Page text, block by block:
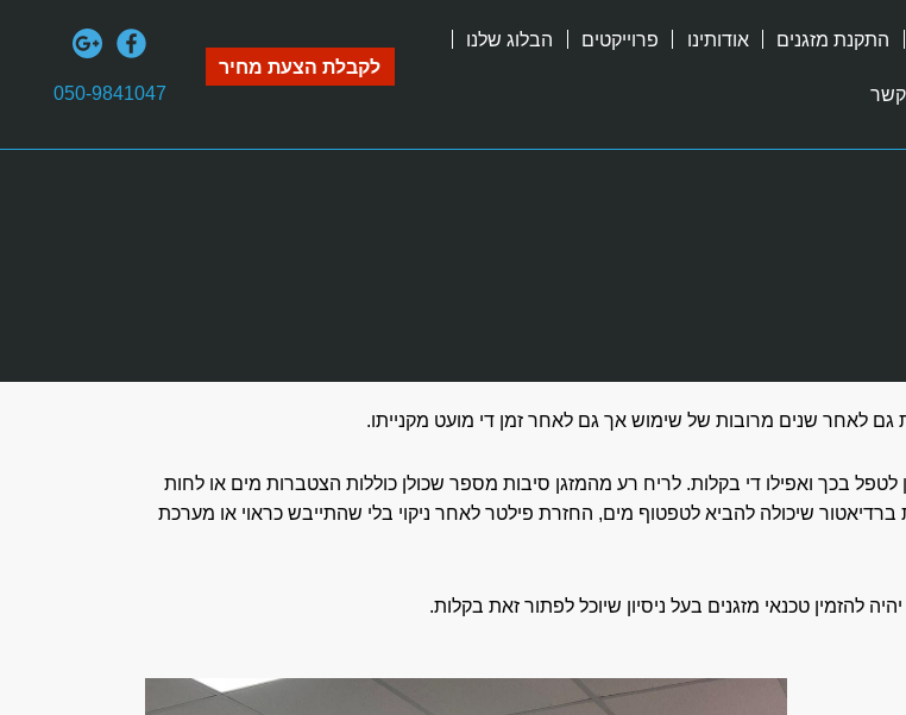
התקנת מזגנים אודותינו פרוייקטים הבלוג שלנו
קשר
לקבלת הצעת מחיר
050-9841047
גם לאחר שנים מרובות של שימוש אך גם לאחר זמן די מועט מקנייתו.
לטפל בכך ואפילו די בקלות. לריח רע מהמזגן סיבות מספר שכולן כוללות הצטברות מים או לחות
שיכולה להביא לטפטוף מים, החזרת פילטר לאחר ניקוי בלי שהתייבש כראוי או מערכת
להזמין טכנאי מזגנים בעל ניסיון שיוכל לפתור זאת בקלות.